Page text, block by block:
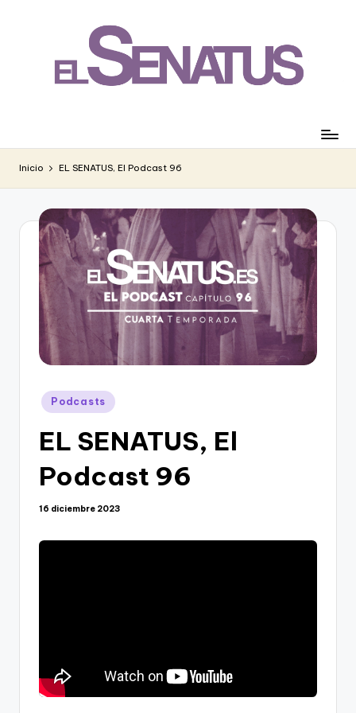
Inicio EL SENATUS, El Podcast 96
Publicado
en
Podcasts
EL SENATUS, El
Podcast 96
16 diciembre 2023